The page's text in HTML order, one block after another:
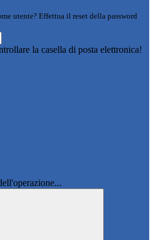
utente? Effettua il reset della password
la casella di posta elettronica!